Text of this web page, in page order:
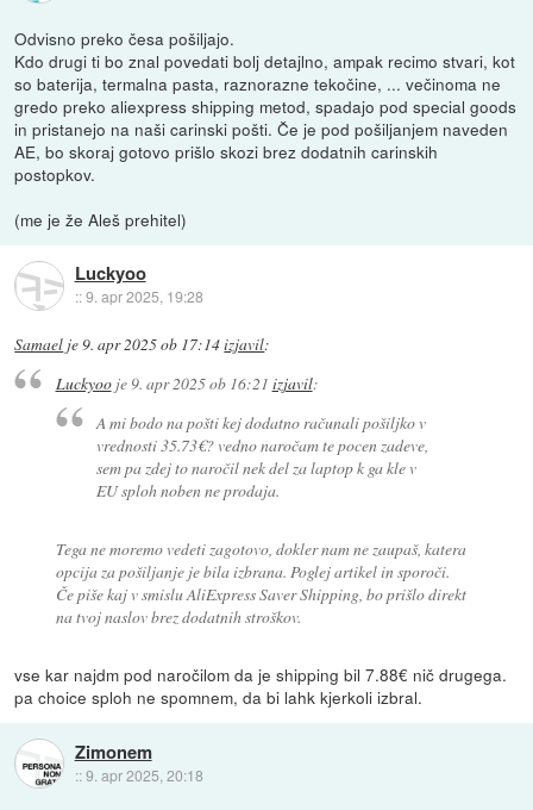
Odvisno preko česa pošiljajo.
Kdo drugi ti bo znal povedati bolj detajlno, ampak recimo stvari, kot
so baterija, termalna pasta, raznorazne tekočine, ... večinoma ne
gredo preko aliexpress shipping metod, spadajo pod special goods
in pristanejo na naši carinski pošti. Če je pod pošiljanjem naveden
AE, bo skoraj gotovo prišlo skozi brez dodatnih carinskih
postopkov.
(me je že Aleš prehitel)
Luckyoo
::9. apr 2025, 19:28
Samael je9. apr 2025 ob 17:14izjavil:
Luckyooje9. apr 2025 ob 16:21 izjavil:
A mi bodo na pošti kej dodatno računali pošiljko v
vrednosti 35.73€? vedno naročam te pocen zadeve,
sem pa zdej to naročil nek del za laptop k ga kle v
EU sploh noben ne prodaja.
Tega ne moremo vedeti zagotovo, dokler nam ne zaupaš, katera
opcija za pošiljanje je bila izbrana. Poglej artikel in sporoči.
Če piše kaj v smislu AliExpress Saver Shipping, bo prišlo direkt
na tvoj naslov brez dodatnih stroškov.
vse kar najdm pod naročilom da je shipping bil 7.88€ nič drugega.
pa choice sploh ne spomnem, da bi lahk kjerkoli izbral.
Zimonem
::9. apr 2025, 20:18